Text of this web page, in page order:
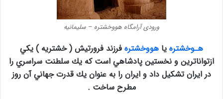
ورودی آرامگاه هووخشتره – سلیمانیه
هـوخشتره یا هووخشتره فرزند فرورتيش ( خشتريه ) يكي
ازتواناترين و نخستين پادشاهي است كه يك سلطنت سراسري را
در ايران تشكيل داد و ايران را به عنوان يك قدرت جهاني آن روز
مطرح ساخت .